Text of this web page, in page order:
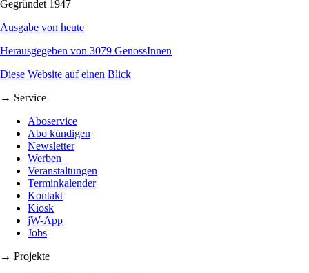
Gegründet 1947
Ausgabe von heute
Herausgegeben von 3079 GenossInnen
Diese Website auf einen Blick
→ Service
Aboservice
Abo kündigen
Newsletter
Werben
Veranstaltungen
Terminkalender
Kontakt
Kiosk
jW-App
Jobs
→ Projekte